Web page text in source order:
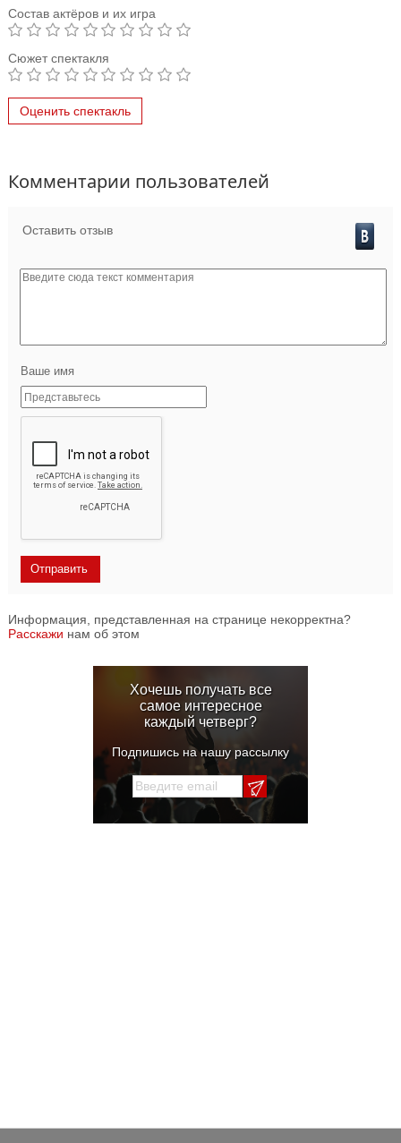
Состав актёров и их игра
Сюжет спектакля
Оценить спектакль
Комментарии пользователей
Оставить отзыв
Ваше имя
Информация, представленная на странице некорректна?
Расскажи нам об этом
Хочешь получать все
самое интересное
каждый четверг?
Подпишись на нашу рассылку